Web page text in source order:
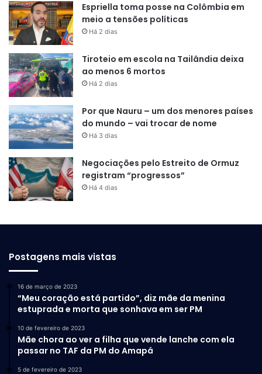
Espriella toma posse na Colômbia em
meio a tensões políticas
Há 2 dias
Tiroteio em escola na Tailândia deixa
ao menos 6 mortos
Há 2 dias
Por que Nauru – um dos menores países
do mundo – vai trocar de nome
Há 3 dias
Negociações pelo Estreito de Ormuz
registram “progressos”
Há 4 dias
Postagens mais vistas
16 de março de 2023
“Meu coração está partido”, diz mãe da menina
estuprada e morta que sonhava em ser PM
10 de fevereiro de 2023
Mãe chora ao ver a filha que vende lanche com ela
passar no TAF da PM do Amapá
5 de fevereiro de 2023